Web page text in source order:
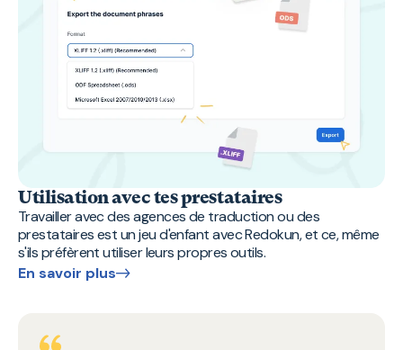
Utilisation avec tes prestataires
Travailler avec des agences de traduction ou des
prestataires est un jeu d'enfant avec Redokun, et ce, même
s'ils préfèrent utiliser leurs propres outils.
En savoir plus